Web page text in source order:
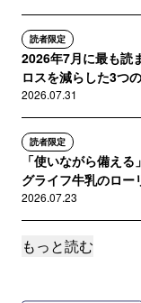
読者限定
2026年7月に最も
ロスを減らした3つ
2026.07.31
読者限定
「使いながら備え
グライフ牛乳のロー
2026.07.23
サポートメンバー限定
2026.07.15
もっと読む